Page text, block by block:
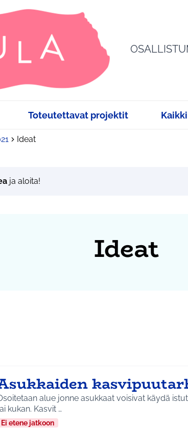
Toteutettavat projektit
Ideat
ja aloita!
Ideat
alue jonne asukkaat voisivat käydä
kukan. Kasvit …
Ei etene jatkoon